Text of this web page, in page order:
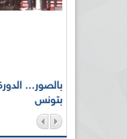
بتونس